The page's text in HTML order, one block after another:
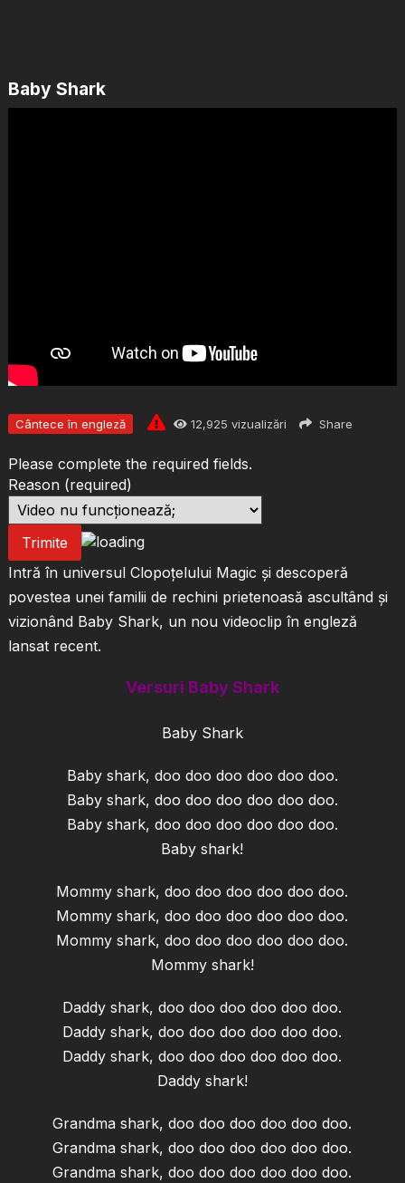
Baby Shark
Cântece în engleză 12,925 vizualizări Share
Please complete the required fields.
Reason (required)
Trimite
Intră în universul Clopoțelului Magic și descoperă
povestea unei familii de rechini prietenoasă ascultând și
vizionând Baby Shark, un nou videoclip în engleză
lansat recent.
Versuri Baby Shark
Baby Shark
Baby shark, doo doo doo doo doo doo.
Baby shark, doo doo doo doo doo doo.
Baby shark, doo doo doo doo doo doo.
Baby shark!
Mommy shark, doo doo doo doo doo doo.
Mommy shark, doo doo doo doo doo doo.
Mommy shark, doo doo doo doo doo doo.
Mommy shark!
Daddy shark, doo doo doo doo doo doo.
Daddy shark, doo doo doo doo doo doo.
Daddy shark, doo doo doo doo doo doo.
Daddy shark!
Grandma shark, doo doo doo doo doo doo.
Grandma shark, doo doo doo doo doo doo.
Grandma shark, doo doo doo doo doo doo.